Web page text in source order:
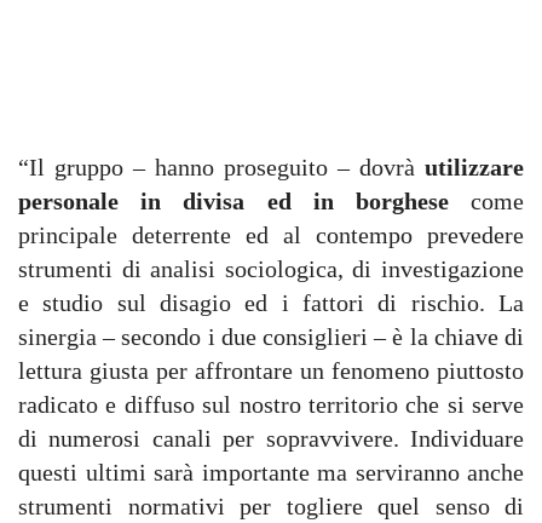
“Il gruppo – hanno proseguito – dovrà utilizzare
personale in divisa ed in borghesecome
principale deterrente ed al contempo prevedere
strumenti di analisi sociologica, di investigazione
e studio sul disagio ed i fattori di rischio. La
sinergia – secondo i due consiglieri – è la chiave di
lettura giusta per affrontare un fenomeno piuttosto
radicato e diffuso sul nostro territorio che si serve
di numerosi canali per sopravvivere. Individuare
questi ultimi sarà importante ma serviranno anche
strumenti normativi per togliere quel senso di